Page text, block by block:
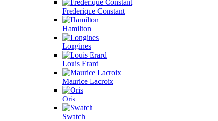
Frederique Constant
Hamilton
Longines
Louis Erard
Maurice Lacroix
Oris
Swatch